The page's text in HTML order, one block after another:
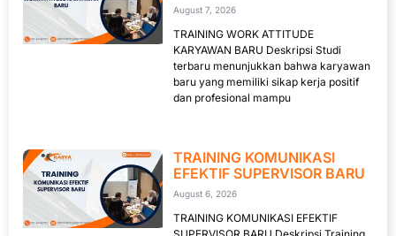
August 7, 2026
TRAINING WORK ATTITUDE
KARYAWAN BARU Deskripsi Studi
terbaru menunjukkan bahwa karyawan
baru yang memiliki sikap kerja positif
dan profesional mampu
TRAINING KOMUNIKASI
EFEKTIF SUPERVISOR BARU
August 6, 2026
TRAINING KOMUNIKASI EFEKTIF